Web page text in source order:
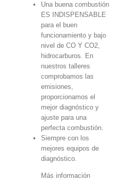
Una buena combustión
ES INDISPENSABLE
para el buen
funcionamiento y bajo
nivel de CO Y CO2,
hidrocarburos. En
nuestros talleres
comprobamos las
emisiones,
proporcionamos el
mejor diagnóstico y
ajuste para una
perfecta combustión.
Siempre con los
mejores equipos de
diagnóstico.
Más información